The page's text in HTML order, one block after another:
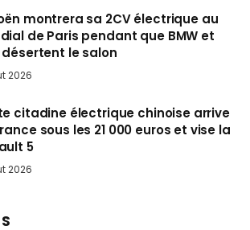
montrera sa 2CV électrique au
de Paris pendant que BMW et
désertent le salon
2026
citadine électrique chinoise arrive
sous les 21 000 euros et vise la
5
2026